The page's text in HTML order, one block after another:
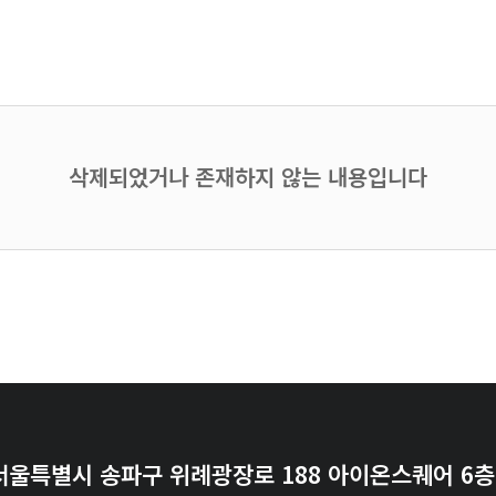
삭제되었거나 존재하지 않는 내용입니다
울특별시 송파구 위례광장로 188 아이온스퀘어 6